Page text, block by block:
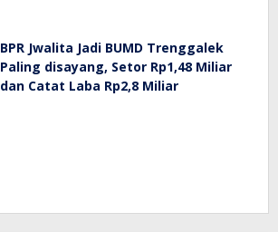
BPR Jwalita Jadi BUMD Trenggalek
Paling disayang, Setor Rp1,48 Miliar
dan Catat Laba Rp2,8 Miliar